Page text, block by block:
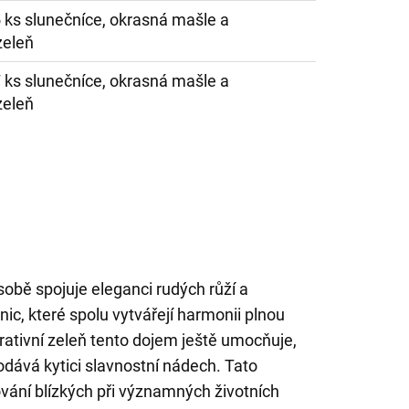
ks slunečníce, okrasná mašle a
ks slunečníce, okrasná mašle a
spojuje eleganci rudých růží a
které spolu vytvářejí harmonii plnou
zeleň tento dojem ještě umocňuje,
kytici slavnostní nádech. Tato
blízkých při významných životních